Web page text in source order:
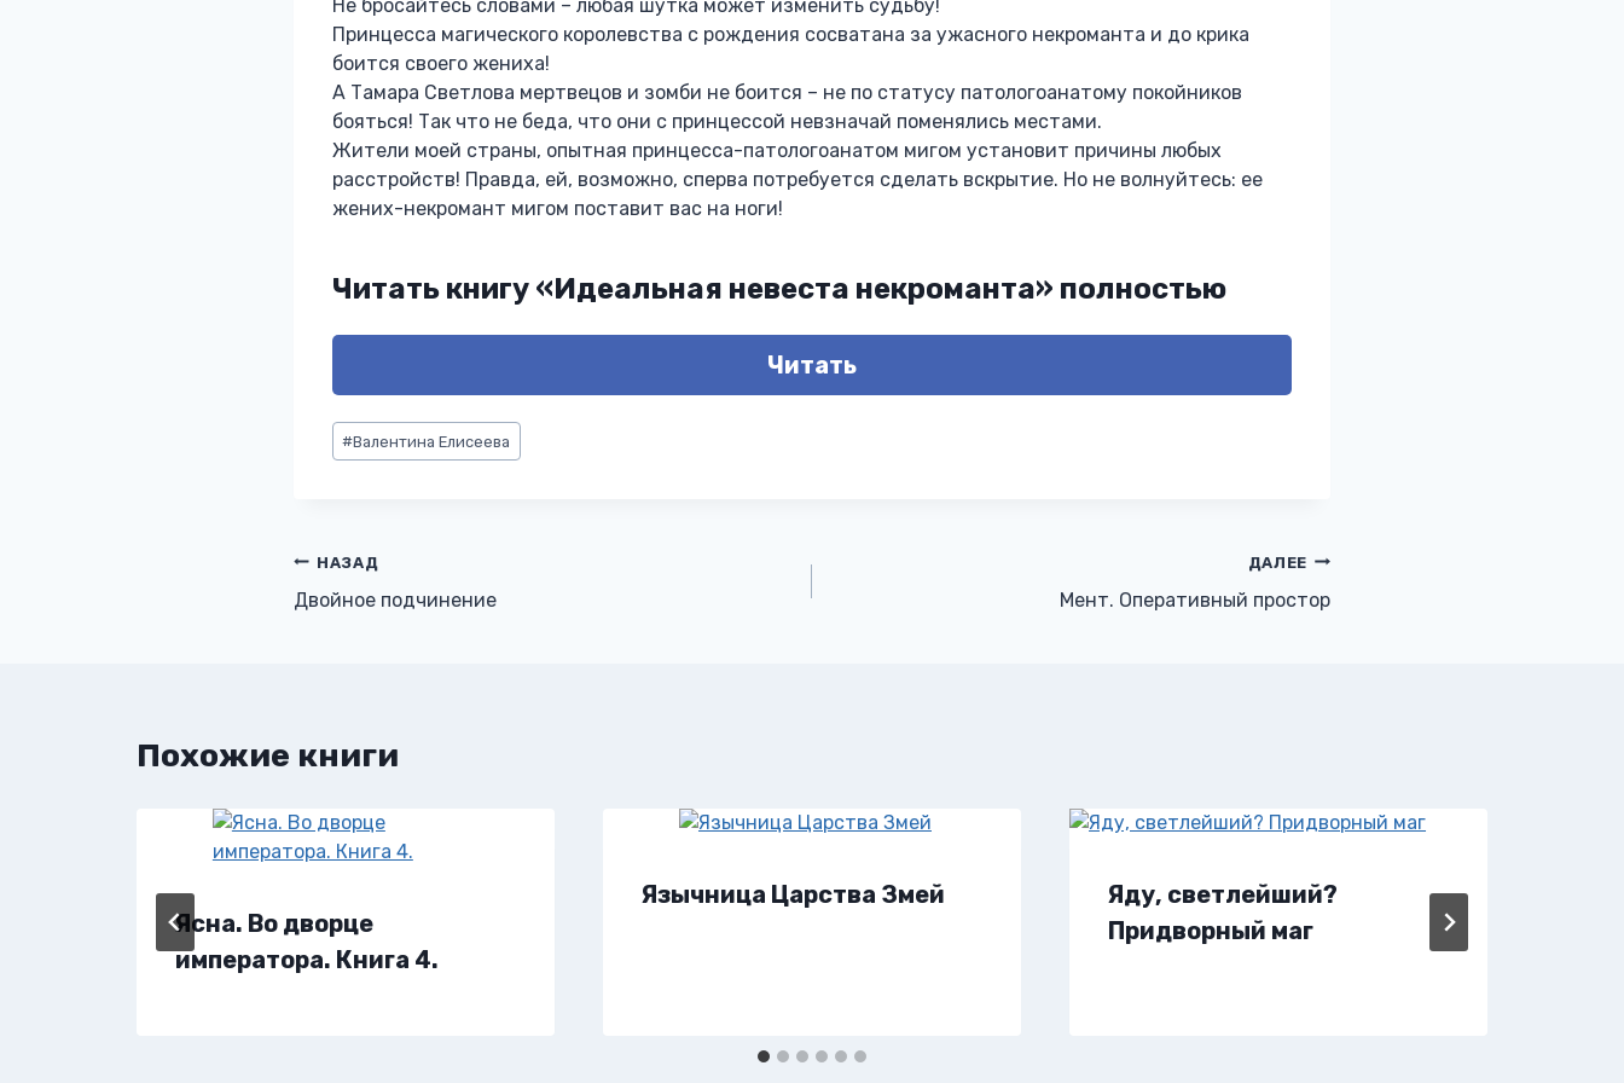
Не бросайтесь словами – любая шутка может изменить судьбу!
Принцесса магического королевства с рождения сосватана за ужасного некроманта и до крика
боится своего жениха!
А Тамара Светлова мертвецов и зомби не боится – не по статусу патологоанатому покойников
бояться! Так что не беда, что они с принцессой невзначай поменялись местами.
Жители моей страны, опытная принцесса-патологоанатом мигом установит причины любых
расстройств! Правда, ей, возможно, сперва потребуется сделать вскрытие. Но не волнуйтесь: ее
жених-некромант мигом поставит вас на ноги!
Читать книгу «Идеальная невеста некроманта» полностью
Читать
Метки
записи:
#Валентина Елисеева
Навигация
по
НАЗАД
Двойное подчинение
ДАЛЕЕ
Мент. Оперативный простор
Похожие книги
Ясна. Во дворце
императора. Книга 4.
Язычница Царства Змей
Яду, светлейший?
Придворный маг